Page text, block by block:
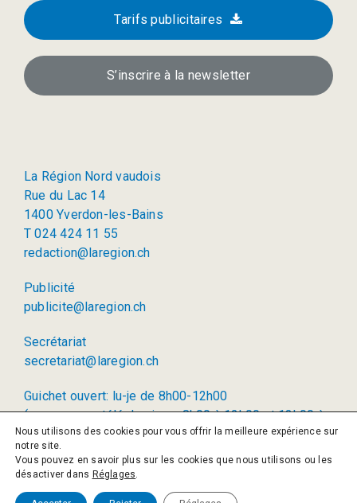
Tarifs publicitaires
S’inscrire à la newsletter
La Région Nord vaudois
Rue du Lac 14
1400 Yverdon-les-Bains
T 024 424 11 55
redaction@laregion.ch
Publicité
publicite@laregion.ch
Secrétariat
secretariat@laregion.ch
Guichet ouvert: lu-je de 8h00-12h00
(permanence téléphonique: 8h00 à 12h00 et 13h00 à
17h00)
© 2026 La Région SA
Politique de confidentialité
Nous utilisons des cookies pour vous offrir la meilleure expérience sur
notre site.
Vous pouvez en savoir plus sur les cookies que nous utilisons ou les
désactiver dans Réglages.